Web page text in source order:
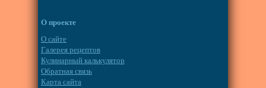
О проекте
О сайте
Галерея рецептов
Кулинарный калькулятор
Обратная связь
Карта сайта